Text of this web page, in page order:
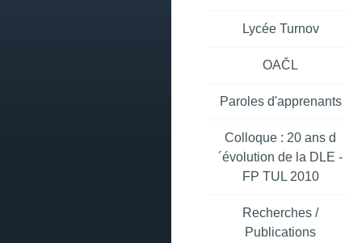
Lycée Turnov
OAČL
Paroles d'apprenants
Colloque : 20 ans d
´évolution de la DLE -
FP TUL 2010
Recherches /
Publications